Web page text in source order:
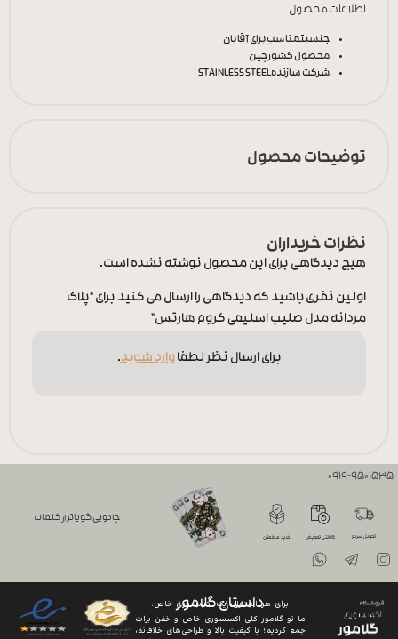
اطلاعات محصول
جنسیتمناسب برای آقایان
محصول کشورچین
شرکت سازندهSTAINLESS STEEL
توضیحات محصول
نظرات خریداران
هیچ دیدگاهی برای این محصول نوشته نشده است.
اولین نفری باشید که دیدگاهی را ارسال می کنید برای “پلاک
مردانه مدل صلیب اسلیمی کروم هارتس”
برای ارسال نظر لطفاوارد شوید.
0919-9501535
تحویل سریع گارانتی تعویض خرید مطمئن
جادویی گویاتر از کلمات
داستان گلامور
برای هر استایل، یک اکسسوری خاص.
ما تو گلامور کلی اکسسوری خاص و خفن برات
جمع کردیم؛ با کیفیت بالا و طراحی‌های خلاقانه،